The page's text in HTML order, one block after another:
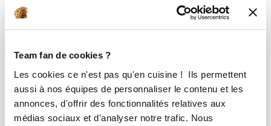
Team fan de cookies ?
Les cookies ce n'est pas qu'en cuisine ! Ils permettent
aussi à nos équipes de personnaliser le contenu et les
annonces, d'offrir des fonctionnalités relatives aux
médias sociaux et d'analyser notre trafic. Nous